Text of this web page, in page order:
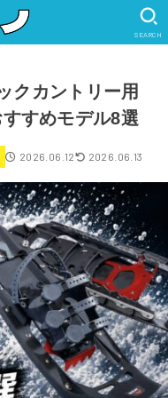
SEARCH
クカントリー用
すめモデル8選
2026.06.12 2026.06.13